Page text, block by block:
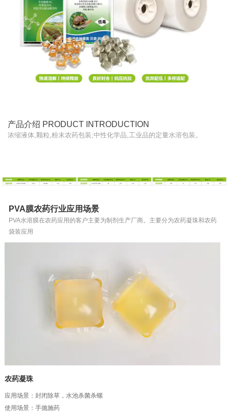
产品介绍 PRODUCT INTRODUCTION
浓缩液体,颗粒,粉末农药包装;中性化学品,工业品的定量水溶包装。
PVA膜农药行业应用场景
PVA水溶膜在农药应用的客户主要为制剂生产厂商。主要分为农药凝珠和农药
袋装应用
农药凝珠
应用场景：封闭除草，水池杀菌杀螺
使用场景：手抛施药